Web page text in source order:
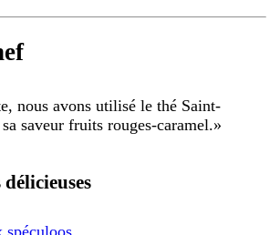
nous avons utilisé le thé Saint-
saveur fruits rouges-caramel.»
délicieuses
spéculoos